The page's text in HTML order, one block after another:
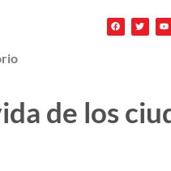
de los